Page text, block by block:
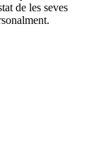
de les seves